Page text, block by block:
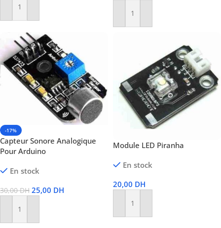
Ajouter Au Panier
Ajouter Au Panier
-17%
Capteur Sonore Analogique
Pour Arduino
En stock
30,00DH 25,00 DH
Ajouter Au Panier
Module LED Piranha
En stock
20,00 DH
Ajouter Au Panier